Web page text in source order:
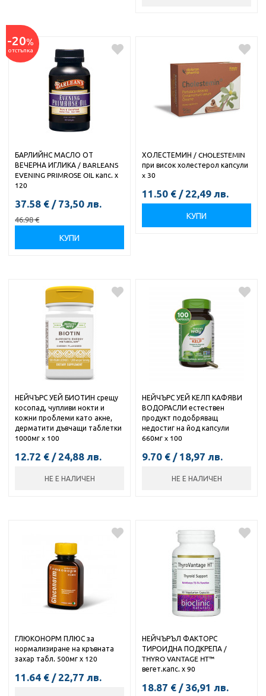
-20%
отстъпка
БАРЛИЙНС МАСЛО ОТ
ВЕЧЕРНА ИГЛИКА / BARLEANS
EVENING PRIMROSE OIL капс. х
120
37.58 € / 73,50 лв.
46.98€
КУПИ
ХОЛЕСТЕМИН / CHOLESTEMIN
при висок холестерол капсули
x 30
11.50 € / 22,49 лв.
КУПИ
НЕЙЧЪРС УЕЙ БИОТИН срещу
косопад, чупливи нокти и
кожни проблеми като акне,
дерматити дъвчащи таблетки
1000мг x 100
12.72 € / 24,88 лв.
НЕ Е НАЛИЧЕН
НЕЙЧЪРС УЕЙ КЕЛП КАФЯВИ
ВОДОРАСЛИ естествен
продукт подобряващ
недостиг на йод капсули
660мг x 100
9.70 € / 18,97 лв.
НЕ Е НАЛИЧЕН
ГЛЮКОНОРМ ПЛЮС за
нормализиране на кръвната
захар табл. 500мг х 120
11.64 € / 22,77 лв.
НЕЙЧЪРЪЛ ФАКТОРС
ТИРОИДНА ПОДКРЕПА /
THYRO VANTAGE HT™
вегет.капс. х 90
18.87 € / 36,91 лв.